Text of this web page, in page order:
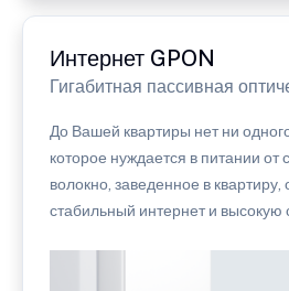
Интернет GPON
Гигабитная пассивная
До Вашей квартиры нет ни
которое нуждается в питании от
волокно, заведенное в квартиру,
стабильный интернет и высокую